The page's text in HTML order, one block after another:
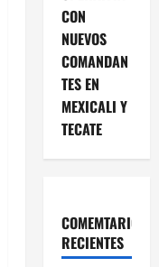
CON
NUEVOS
COMANDAN
TES EN
MEXICALI Y
TECATE
COMEMTARIOS
RECIENTES